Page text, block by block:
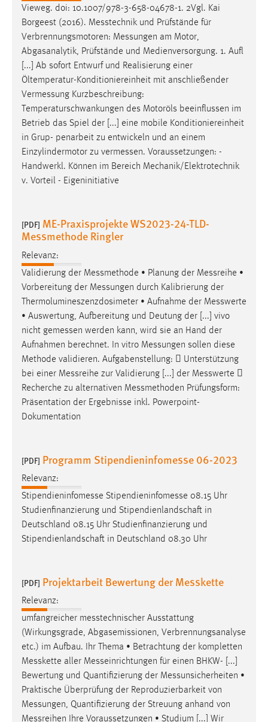
Vieweg. doi: 10.1007/978-3-658-04678-1. 2Vgl. Kai
Borgeest (2016). Messtechnik und Prüfstände für
Verbrennungsmotoren: Messungen am Motor,
Abgasanalytik, Prüfstände und Medienversorgung. 1. Aufl
[...] Ab sofort Entwurf und Realisierung einer
Öltemperatur-Konditioniereinheit mit anschließender
Vermessung Kurzbeschreibung:
Temperaturschwankungen des Motoröls beeinflussen im
Betrieb das Spiel der [...] eine mobile Konditioniereinheit
in Grup- penarbeit zu entwickeln und an einem
Einzylindermotor zu vermessen. Voraussetzungen: -
Handwerkl. Können im Bereich Mechanik/Elektrotechnik
v. Vorteil - Eigeninitiative
[PDF] ME-Praxisprojekte WS2023-24-TLD-
Messmethode Ringler
Relevanz:
Validierung der Messmethode • Planung der Messreihe •
Vorbereitung der Messungen durch Kalibrierung der
Thermolumineszenzdosimeter • Aufnahme der Messwerte
• Auswertung, Aufbereitung und Deutung der [...] vivo
nicht gemessen werden kann, wird sie an Hand der
Aufnahmen berechnet. In vitro Messungen sollen diese
Methode validieren. Aufgabenstellung:  Unterstützung
bei einer Messreihe zur Validierung [...] der Messwerte 
Recherche zu alternativen Messmethoden Prüfungsform:
Präsentation der Ergebnisse inkl. Powerpoint-
Dokumentation
[PDF] Programm Stipendieninfomesse 06-2023
Relevanz:
Stipendieninfomesse Stipendieninfomesse 08.15 Uhr
Studienfinanzierung und Stipendienlandschaft in
Deutschland 08.15 Uhr Studienfinanzierung und
Stipendienlandschaft in Deutschland 08.30 Uhr
[PDF] Projektarbeit Bewertung der Messkette
Relevanz:
umfangreicher messtechnischer Ausstattung
(Wirkungsgrade, Abgasemissionen, Verbrennungsanalyse
etc.) im Aufbau. Ihr Thema • Betrachtung der kompletten
Messkette aller Messeinrichtungen für einen BHKW- [...]
Bewertung und Quantifizierung der Messunsicherheiten •
Praktische Überprüfung der Reproduzierbarkeit von
Messungen, Quantifizierung der Streuung anhand von
Messreihen Ihre Voraussetzungen • Studium [...] Wir
chat-frame-style-5e9dbeb1811c0446
Zweck:
Wird benötigt um die Chatfunktion nutzen zu können.
Cookie Laufzeit:
MibewSessionID, mibew-chat-frame-style-
5e9dbeb1811c0446 = Sitzungslaufzeit, mibew_locale = 3
Jahre, MIBEW_UserID = 1 Jahr
Login
Name:
einloggen zu können.
Cookie Laufzeit:
24 Stunden
STATISTIK
Statistik Cookies erfassen Informationen anonym.
Diese Informationen helfen uns zu verstehen, wie
unsere Besucher unsere Website nutzen.
Matomo
Name:
_pk_ref, _pk_cvar, _pk_id, _pk_ses
Cookie Laufzeit:
Max. 13 Monate
MARKETING
Sie tun dies, indem sie Besucher über Websites
hinweg verfolgen.
Google Ads
Name:
_gcl_au
Anbieter:
Google Ireland Limited